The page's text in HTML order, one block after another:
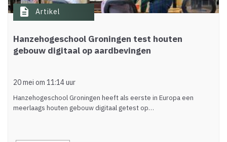
description Artikel
Hanzehogeschool Groningen test houten
gebouw digitaal op aardbevingen
20 mei om 11:14 uur
Hanzehogeschool Groningen heeft als eerste in Europa een
meerlaags houten gebouw digitaal getest op…